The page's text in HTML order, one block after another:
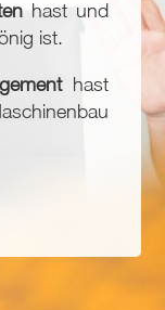
hast und
ist.
hast